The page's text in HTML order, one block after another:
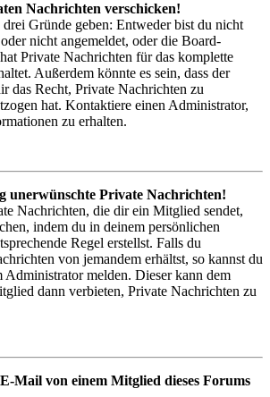
Nachrichten verschicken!
Gründe geben: Entweder bist du nicht
nicht angemeldet, oder die Board-
Private Nachrichten für das komplette
Außerdem könnte es sein, dass der
das Recht, Private Nachrichten zu
hat. Kontaktiere einen Administrator,
zu erhalten.
unerwünschte Private Nachrichten!
Nachrichten, die dir ein Mitglied sendet,
indem du in deinem persönlichen
Regel erstellst. Falls du
von jemandem erhältst, so kannst du
Administrator melden. Dieser kann dem
dann verbieten, Private Nachrichten zu
Mail von einem Mitglied dieses Forums